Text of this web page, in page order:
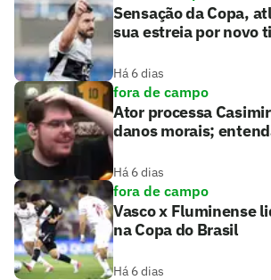
Sensação da Copa,
sua estreia por novo
Há 6 dias
fora de campo
Ator processa
danos morais;
Há 6 dias
fora de campo
Vasco x Fluminense
na Copa do Brasil
Há 6 dias